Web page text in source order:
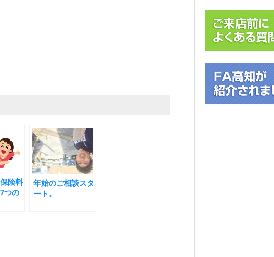
険料
つの
年始のご相談スタ
ート。